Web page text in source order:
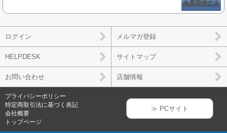
会員登録する
ログイン メルマガ登録
HELPDESK サイトマップ
お問い合わせ 店舗情報
プライバシーポリシー
特定商取引法に基づく表記
会社概要
トップページ
≫ PCサイト